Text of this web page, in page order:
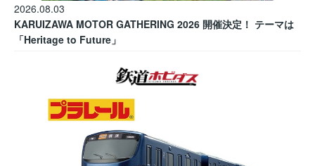
2026.08.03
KARUIZAWA MOTOR GATHERING 2026 開催決定！ テーマは
「Heritage to Future」